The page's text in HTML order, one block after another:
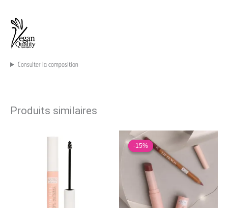
Consulter la composition
Produits similaires
-15%
-15%
était :
18,60 €.
Le
prix
actuel
est :
15,90 €.